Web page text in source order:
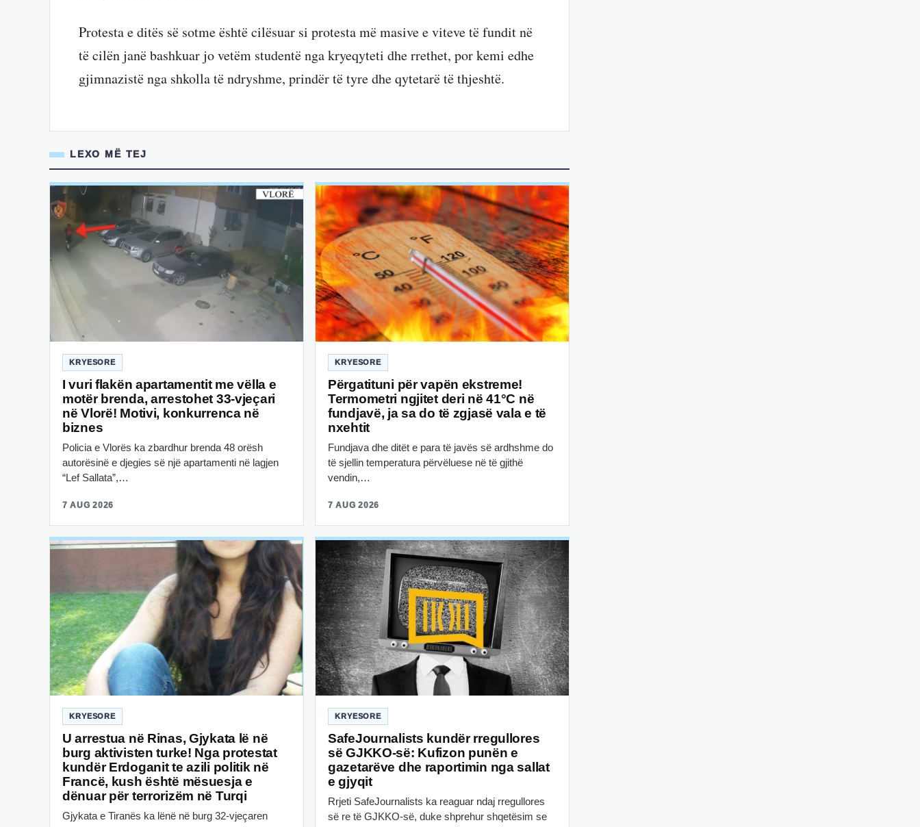
Protesta e ditës së sotme është cilësuar si protesta më masive e viteve të fundit në
të cilën janë bashkuar jo vetëm studentë nga kryeqyteti dhe rrethet, por kemi edhe
gjimnazistë nga shkolla të ndryshme, prindër të tyre dhe qytetarë të thjeshtë.
LEXO MË TEJ
KRYESORE
I vuri flakën apartamentit me vëlla e
motër brenda, arrestohet 33-vjeçari
në Vlorë! Motivi, konkurrenca në
biznes
Policia e Vlorës ka zbardhur brenda 48 orësh
autorësinë e djegies së një apartamenti në lagjen
“Lef Sallata”,…
7 AUG 2026
KRYESORE
Përgatituni për vapën ekstreme!
Termometri ngjitet deri në 41°C në
fundjavë, ja sa do të zgjasë vala e të
nxehtit
Fundjava dhe ditët e para të javës së ardhshme do
të sjellin temperatura përvëluese në të gjithë
vendin,…
7 AUG 2026
KRYESORE
U arrestua në Rinas, Gjykata lë në
burg aktivisten turke! Nga protestat
kundër Erdoganit te azili politik në
Francë, kush është mësuesja e
dënuar për terrorizëm në Turqi
Gjykata e Tiranës ka lënë në burg 32-vjeçaren
KRYESORE
SafeJournalists kundër rregullores
së GJKKO-së: Kufizon punën e
gazetarëve dhe raportimin nga sallat
e gjyqit
Rrjeti SafeJournalists ka reaguar ndaj rregullores
së re të GJKKO-së, duke shprehur shqetësim se